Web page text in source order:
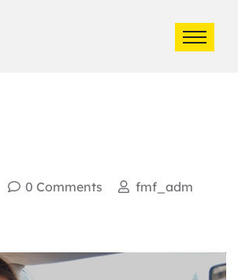
0 Comments
fmf_adm